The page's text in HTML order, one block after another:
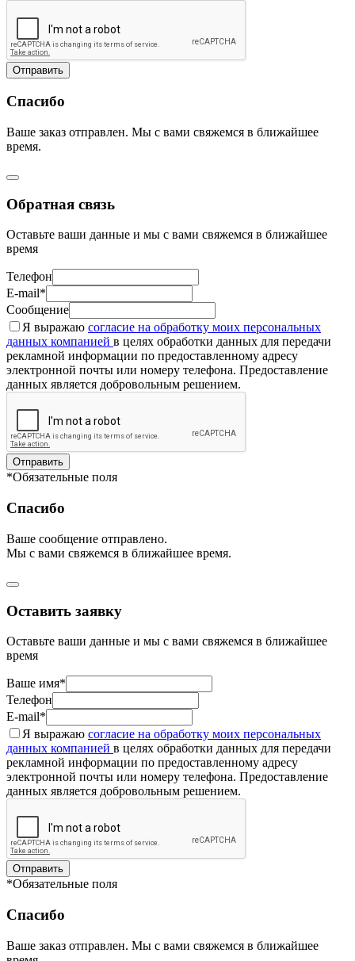
Отправить
Спасибо
Ваше заказ отправлен. Мы с вами свяжемся в ближайшее
время.
Обратная связь
Оставьте ваши данные и мы с вами свяжемся в ближайшее
время
Телефон
E-mail*
Сообщение
Я выражаю согласие на обработку моих персональных
данных компанией в целях обработки данных для передачи
рекламной информации по предоставленному адресу
электронной почты или номеру телефона. Предоставление
данных является добровольным решением.
Отправить
*Обязательные поля
Спасибо
Ваше сообщение отправлено.
Мы с вами свяжемся в ближайшее время.
Оставить заявку
Оставьте ваши данные и мы с вами свяжемся в ближайшее
время
Ваше имя*
Телефон
E-mail*
Я выражаю согласие на обработку моих персональных
данных компанией в целях обработки данных для передачи
рекламной информации по предоставленному адресу
электронной почты или номеру телефона. Предоставление
данных является добровольным решением.
Отправить
*Обязательные поля
Спасибо
Ваше заказ отправлен. Мы с вами свяжемся в ближайшее